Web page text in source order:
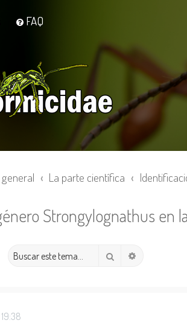
FAQ
La parte científica
Strongylognathus en
Buscar